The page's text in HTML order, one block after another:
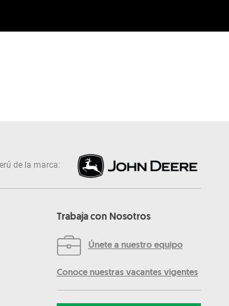
de la marca:
Trabaja con Nosotros
Únete a nuestro equipo
Conoce nuestras vacantes vigentes